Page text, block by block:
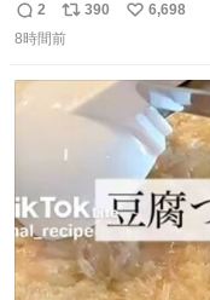
返
信
2
リ
ポ
390
い
数
6,698
8時間前